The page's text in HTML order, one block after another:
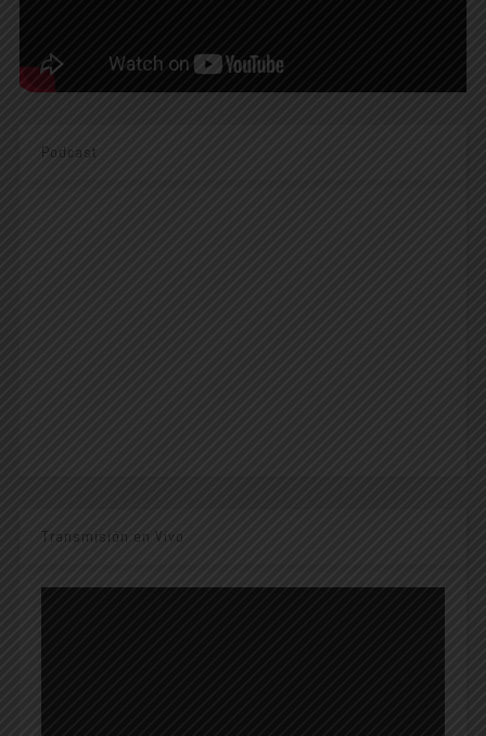
Podcast
Transmisión en Vivo